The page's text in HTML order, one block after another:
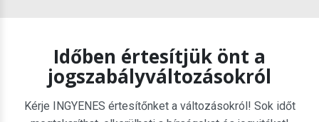
Időben értesítjük önt a
jogszabályváltozásokról
Kérje INGYENES értesítőnket a változásokról! Sok időt